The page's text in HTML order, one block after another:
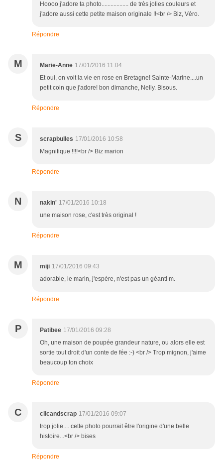
Hoooo j'adore ta photo.................. de très jolies couleurs et
j'adore aussi cette petite maison originale !!<br /> Biz, Véro.
Répondre
M Marie-Anne 17/01/2016 11:04
Et oui, on voit la vie en rose en Bretagne! Sainte-Marine....un
petit coin que j'adore! bon dimanche, Nelly. Bisous.
Répondre
S scrapbulles 17/01/2016 10:58
Magnifique !!!!<br /> Biz marion
Répondre
N nakin' 17/01/2016 10:18
une maison rose, c'est très original !
Répondre
M miji 17/01/2016 09:43
adorable, le marin, j'espère, n'est pas un géant! m.
Répondre
P Patibee 17/01/2016 09:28
Oh, une maison de poupée grandeur nature, ou alors elle est
sortie tout droit d'un conte de fée :-) <br /> Trop mignon, j'aime
beaucoup ton choix
Répondre
C clicandscrap 17/01/2016 09:07
trop jolie.... cette photo pourrait être l'origine d'une belle
histoire...<br /> bises
Répondre